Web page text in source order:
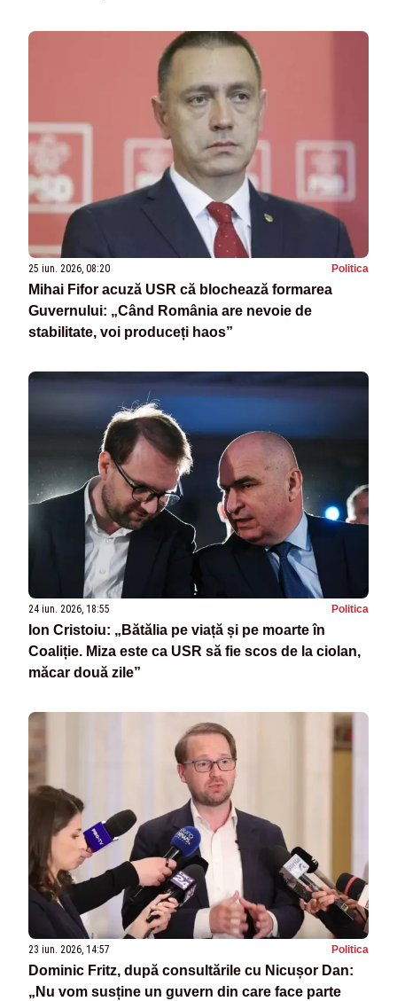
25 iun. 2026, 08:20 Politica
Mihai Fifor acuză USR că blochează formarea
Guvernului: „Când România are nevoie de
stabilitate, voi produceți haos”
24 iun. 2026, 18:55 Politica
Ion Cristoiu: „Bătălia pe viață și pe moarte în
Coaliție. Miza este ca USR să fie scos de la ciolan,
măcar două zile”
23 iun. 2026, 14:57 Politica
Dominic Fritz, după consultările cu Nicușor Dan:
„Nu vom susține un guvern din care face parte